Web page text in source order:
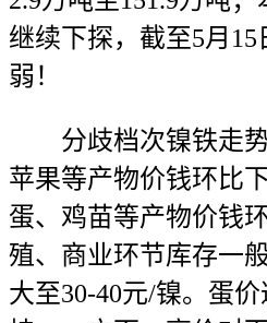
继续下探，截至5月
弱！
分歧档次镍铁走势
苹果等产物价钱环比
蛋、鸡苗等产物价钱
殖、商业环节库存一
大至30-40元/镍。蛋